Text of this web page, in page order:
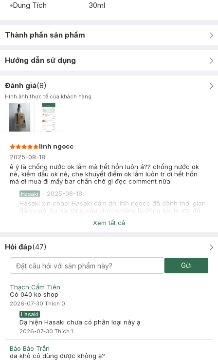
Dung Tích
30ml
Thành phần sản phẩm
Hướng dẫn sử dụng
Đánh giá(8)
Hình ảnh thực tế của khách hàng
linh ngocc
2025-08-18
ê ý là chống nước ok lắm mà hết hồn luôn á?? chống nước ok
nè, kiềm dầu ok nè, che khuyết điểm ok lắm luôn tr ơi hết hồn
má ơi mua đi mấy bar chần chờ gì đọc comment nữa
Hasaki - 2025-08-18
Hasaki xin chào! Hasaki cảm ơn linh ngocc đã dành thời gian
đánh giá. Sự hài lòng của khách hàng là động lực to lớn để
Hasaki ngày càng phát triển hơn nữa về chất lượng dịch vụ.
Cảm ơn bạn đã tin tưởng và mua sắm tại Hasaki!
2025-07-24
Da mình khô quá đánh k hợp, kem nền này nó nhanh khô lắm!
Pass 120k zalo : 0984084695
Dùng đúng 1 lần
Hasaki - 2025-07-24
Hasaki xin chào! Hasaki cảm ơn Đỗ Thị Thuỳ Duyên đã dành
thời gian đánh giá. Sự hài lòng của khách hàng là động lực to
lớn để Hasaki ngày càng phát triển hơn nữa về chất lượng
dịch vụ. Cảm ơn bạn đã tin tưởng và mua sắm tại Hasaki!
Xem tất cả
Hỏi đáp(47)
Gửi
Thạch Cẩm Tiên
Có 040 ko shop
2026-07-30 Thích 0
Hasaki
Dạ hiện Hasaki chưa có phân loại này ạ
2026-07-30 Thích 1
Bảo Bảo Trần
da khô có dùng được không ạ?